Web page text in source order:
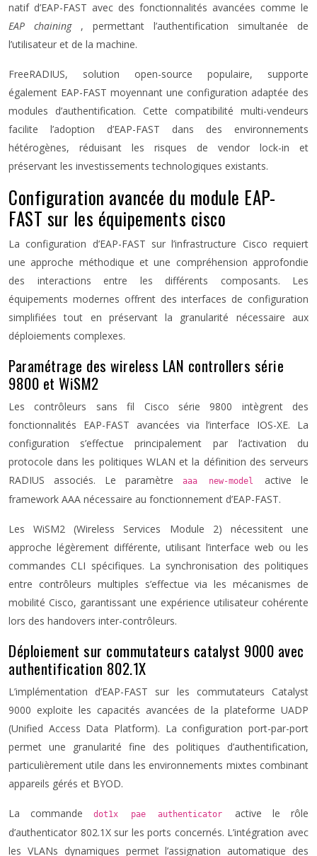
natif d’EAP-FAST avec des fonctionnalités avancées comme le
EAP chaining , permettant l’authentification simultanée de
l’utilisateur et de la machine.
FreeRADIUS, solution open-source populaire, supporte
également EAP-FAST moyennant une configuration adaptée des
modules d’authentification. Cette compatibilité multi-vendeurs
facilite l’adoption d’EAP-FAST dans des environnements
hétérogènes, réduisant les risques de vendor lock-in et
préservant les investissements technologiques existants.
Configuration avancée du module EAP-
FAST sur les équipements cisco
La configuration d’EAP-FAST sur l’infrastructure Cisco requiert
une approche méthodique et une compréhension approfondie
des interactions entre les différents composants. Les
équipements modernes offrent des interfaces de configuration
simplifiées tout en préservant la granularité nécessaire aux
déploiements complexes.
Paramétrage des wireless LAN controllers série
9800 et WiSM2
Les contrôleurs sans fil Cisco série 9800 intègrent des
fonctionnalités EAP-FAST avancées via l’interface IOS-XE. La
configuration s’effectue principalement par l’activation du
protocole dans les politiques WLAN et la définition des serveurs
RADIUS associés. Le paramètre
aaa new-model active le
framework AAA nécessaire au fonctionnement d’EAP-FAST.
Les WiSM2 (Wireless Services Module 2) nécessitent une
approche légèrement différente, utilisant l’interface web ou les
commandes CLI spécifiques. La synchronisation des politiques
entre contrôleurs multiples s’effectue via les mécanismes de
mobilité Cisco, garantissant une expérience utilisateur cohérente
lors des handovers inter-contrôleurs.
Déploiement sur commutateurs catalyst 9000 avec
authentification 802.1X
L’implémentation d’EAP-FAST sur les commutateurs Catalyst
9000 exploite les capacités avancées de la plateforme UADP
(Unified Access Data Platform). La configuration port-par-port
permet une granularité fine des politiques d’authentification,
particulièrement utile dans les environnements mixtes combinant
appareils gérés et BYOD.
La commande dot1x pae authenticator active le rôle
d’authenticator 802.1X sur les ports concernés. L’intégration avec
les VLANs dynamiques permet l’assignation automatique des